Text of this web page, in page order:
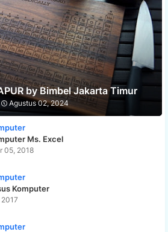
by Bimbel Jakarta Timur
Agustus 02, 2024
Ms. Excel
05, 2018
Komputer